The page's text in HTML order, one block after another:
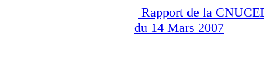
Rapport de la
du 14 Mars 2007